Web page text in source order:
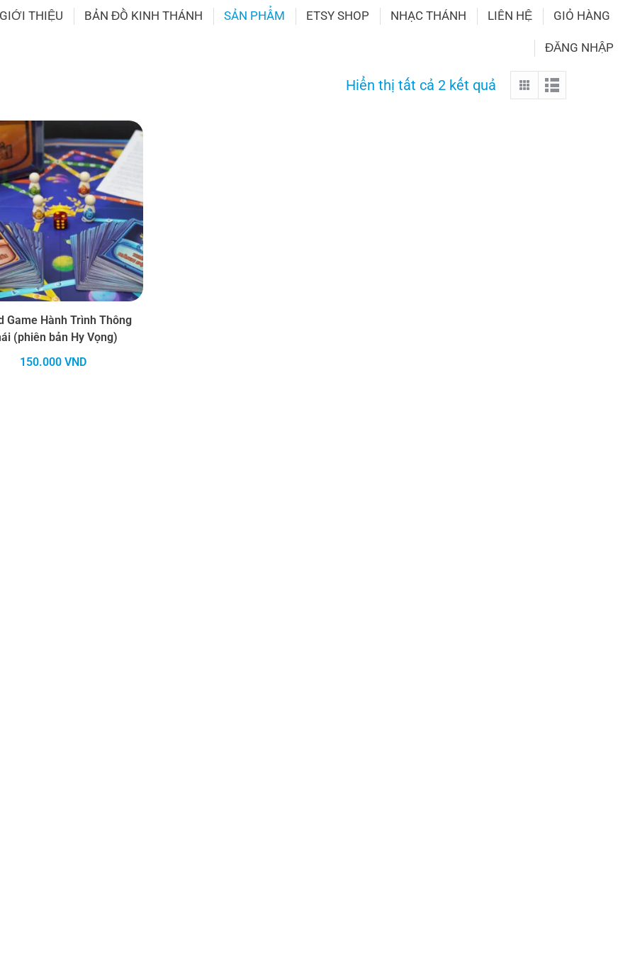
GIỚI THIỆU BẢN ĐỒ KINH THÁNH SẢN PHẨM ETSY SHOP NHẠC THÁNH LIÊN HỆ GIỎ HÀNG
ĐĂNG NHẬP
Hiển thị tất cả 2 kết quả
Game Hành Trình Thông
(phiên bản Hy Vọng)
150.000 VND